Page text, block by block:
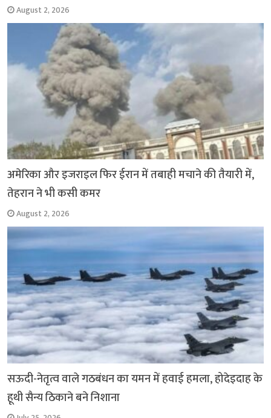
August 2, 2026
अमेरिका और इजराइल फिर ईरान में तबाही मचाने की तैयारी में,
तेहरान ने भी कसी कमर
August 2, 2026
सऊदी-नेतृत्व वाले गठबंधन का यमन में हवाई हमला, होदेइदाह के
हूथी सैन्य ठिकाने बने निशाना